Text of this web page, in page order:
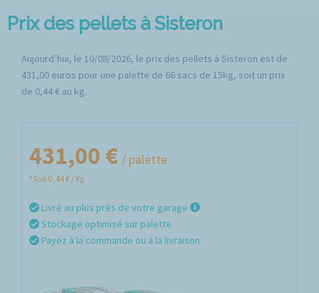
Prix des pellets à Sisteron
Aujourd’hui, le 10/08/2026, le prix des pellets à Sisteron est de
431,00 euros pour une palette de 66 sacs de 15kg, soit un prix
de 0,44 € au kg.
431,00 € / palette
*Soit 0,44 € / Kg
Livré au plus près de votre garage
Stockage optimisé sur palette
Payez à la commande ou à la livraison